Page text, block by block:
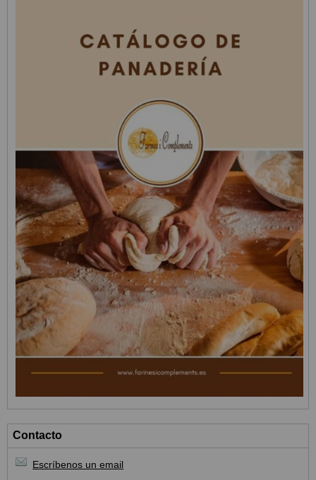
Contacto
Escríbenos un email